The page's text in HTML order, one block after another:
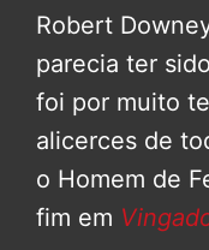
Robert
parecia ter
foi por muito
alicerces de
o Homem de
fim em